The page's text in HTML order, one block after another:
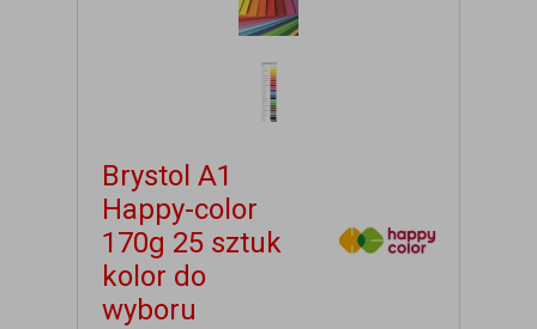
Brystol A1
Happy-color
170g 25 sztuk
kolor do
wyboru